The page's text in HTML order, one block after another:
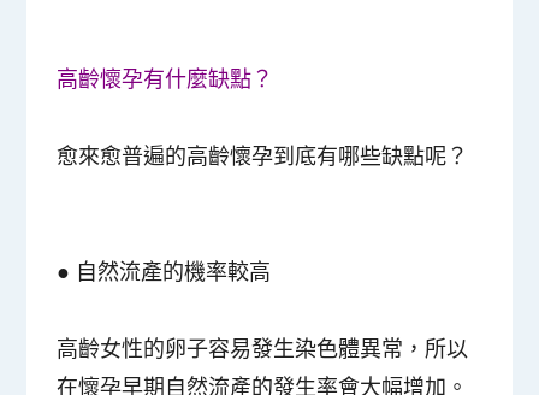
高齡懷孕有什麼缺點？
愈來愈普遍的高齡懷孕到底有哪些缺點呢？
● 自然流產的機率較高
高齡女性的卵子容易發生染色體異常，所以
在懷孕早期自然流產的發生率會大幅增加。